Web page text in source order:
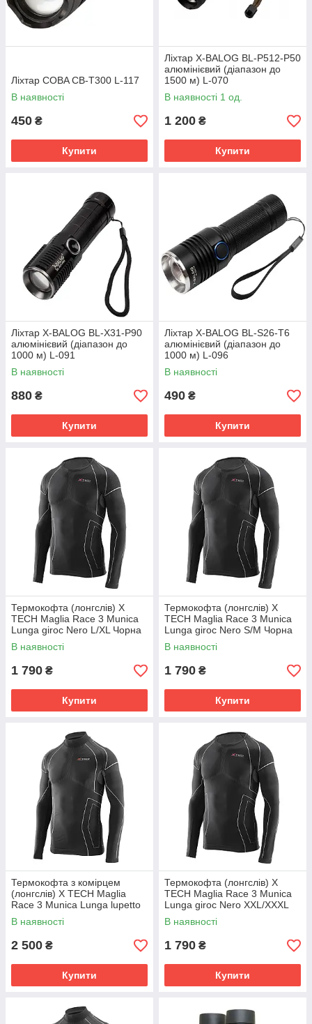
Ліхтар COBA CB-T300 L-117
В наявності
450 ₴
Купити
Ліхтар X-BALOG BL-P512-P50
алюмінієвий (діапазон до
1500 м) L-070
В наявності 1 од.
1 200 ₴
Купити
Ліхтар X-BALOG BL-X31-P90
алюмінієвий (діапазон до
1000 м) L-091
В наявності
880 ₴
Купити
Ліхтар X-BALOG BL-S26-T6
алюмінієвий (діапазон до
1000 м) L-096
В наявності
490 ₴
Купити
Термокофта (лонгслів) X
TECH Maglia Race 3 Munica
Lunga giroc Nero L/XL Чорна
В наявності
1 790 ₴
Купити
Термокофта (лонгслів) X
TECH Maglia Race 3 Munica
Lunga giroc Nero S/M Чорна
В наявності
1 790 ₴
Купити
Термокофта з комірцем
(лонгслів) X TECH Maglia
Race 3 Munica Lunga lupetto
Nero L/XL Чорна
В наявності
2 500 ₴
Купити
Термокофта (лонгслів) X
TECH Maglia Race 3 Munica
Lunga giroc Nero XXL/XXXL
Чорна
В наявності
1 790 ₴
Купити